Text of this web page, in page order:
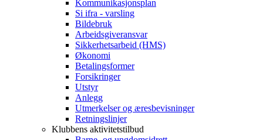
Kommunikasjonsplan
Si ifra - varsling
Bildebruk
Arbeidsgiveransvar
Sikkerhetsarbeid (HMS)
Økonomi
Betalingsformer
Forsikringer
Utstyr
Anlegg
Utmerkelser og æresbevisninger
Retningslinjer
Klubbens aktivitetstilbud